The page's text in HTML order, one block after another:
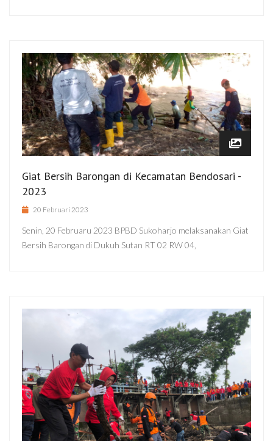
Giat Bersih Barongan di Kecamatan Bendosari -
2023
20 Februari 2023
Senin, 20 Februaru 2023 BPBD Sukoharjo melaksanakan Giat
Bersih Barongan di Dukuh Sutan RT 02 RW 04,